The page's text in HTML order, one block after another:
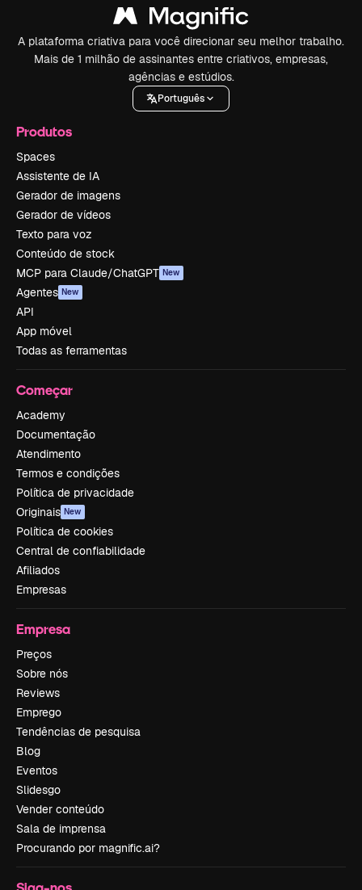
A plataforma criativa para você direcionar seu melhor trabalho.
Mais de 1 milhão de assinantes entre criativos, empresas,
agências e estúdios.
Português
Produtos
Spaces
Assistente de IA
Gerador de imagens
Gerador de vídeos
Texto para voz
Conteúdo de stock
MCP para Claude/ChatGPT New
Agentes New
API
App móvel
Todas as ferramentas
Começar
Academy
Documentação
Atendimento
Termos e condições
Política de privacidade
Originais New
Política de cookies
Central de confiabilidade
Afiliados
Empresas
Empresa
Preços
Sobre nós
Reviews
Emprego
Tendências de pesquisa
Blog
Eventos
Slidesgo
Vender conteúdo
Sala de imprensa
Procurando por magnific.ai?